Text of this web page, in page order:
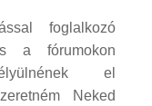
foglalkozó
a fórumokon
el
Neked